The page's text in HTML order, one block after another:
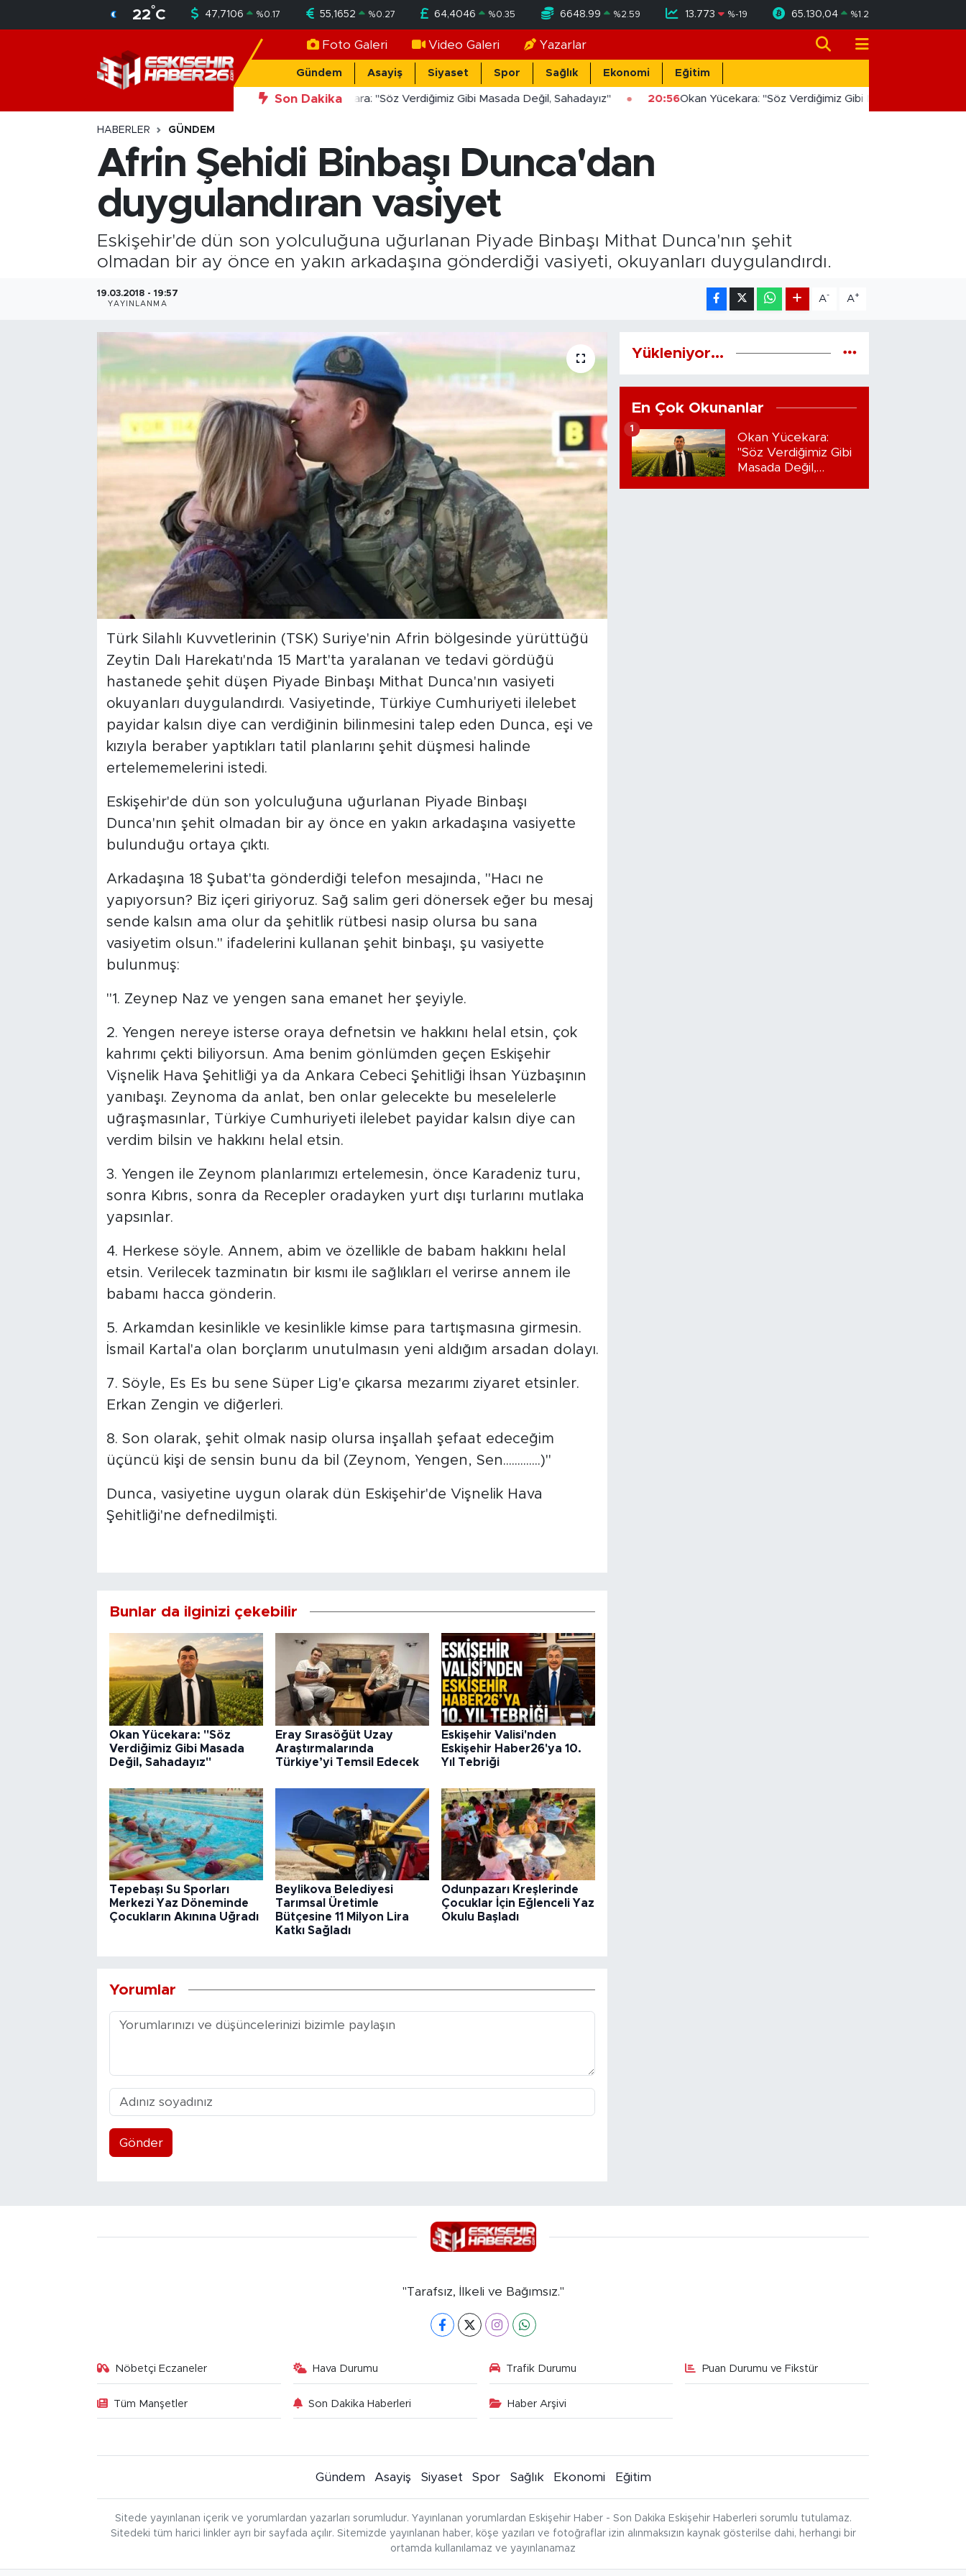
22°C 47,7106 %0.17 55,1652 %0.27 64,4046 %0.35 6648.99 %2.59 13.773 %-19 65.130,04 %1.2
Foto Galeri Video Galeri Yazarlar
Gündem Asayiş Siyaset Spor Sağlık Ekonomi Eğitim
Son Dakika
20:56Okan Yücekara: "Söz Verdiğimiz Gibi Masada Değil, Sahadayız" 20:56Okan Yücekara: "Söz Verdiğimiz Gibi Masada Değil,
HABERLER GÜNDEM
Afrin Şehidi Binbaşı Dunca'dan
duygulandıran vasiyet
Eskişehir'de dün son yolculuğuna uğurlanan Piyade Binbaşı Mithat Dunca'nın şehit
olmadan bir ay önce en yakın arkadaşına gönderdiği vasiyeti, okuyanları duygulandırdı.
19.03.2018 - 19:57
YAYINLANMA
A- A+
Türk Silahlı Kuvvetlerinin (TSK) Suriye'nin Afrin bölgesinde yürüttüğü
Zeytin Dalı Harekatı'nda 15 Mart'ta yaralanan ve tedavi gördüğü
hastanede şehit düşen Piyade Binbaşı Mithat Dunca'nın vasiyeti
okuyanları duygulandırdı. Vasiyetinde, Türkiye Cumhuriyeti ilelebet
payidar kalsın diye can verdiğinin bilinmesini talep eden Dunca, eşi ve
kızıyla beraber yaptıkları tatil planlarını şehit düşmesi halinde
ertelememelerini istedi.
Eskişehir'de dün son yolculuğuna uğurlanan Piyade Binbaşı
Dunca'nın şehit olmadan bir ay önce en yakın arkadaşına vasiyette
bulunduğu ortaya çıktı.
Arkadaşına 18 Şubat'ta gönderdiği telefon mesajında, "Hacı ne
yapıyorsun? Biz içeri giriyoruz. Sağ salim geri dönersek eğer bu mesaj
sende kalsın ama olur da şehitlik rütbesi nasip olursa bu sana
vasiyetim olsun." ifadelerini kullanan şehit binbaşı, şu vasiyette
bulunmuş:
"1. Zeynep Naz ve yengen sana emanet her şeyiyle.
2. Yengen nereye isterse oraya defnetsin ve hakkını helal etsin, çok
kahrımı çekti biliyorsun. Ama benim gönlümden geçen Eskişehir
Vişnelik Hava Şehitliği ya da Ankara Cebeci Şehitliği İhsan Yüzbaşının
yanıbaşı. Zeynoma da anlat, ben onlar gelecekte bu meselelerle
uğraşmasınlar, Türkiye Cumhuriyeti ilelebet payidar kalsın diye can
verdim bilsin ve hakkını helal etsin.
3. Yengen ile Zeynom planlarımızı ertelemesin, önce Karadeniz turu,
sonra Kıbrıs, sonra da Recepler oradayken yurt dışı turlarını mutlaka
yapsınlar.
4. Herkese söyle. Annem, abim ve özellikle de babam hakkını helal
etsin. Verilecek tazminatın bir kısmı ile sağlıkları el verirse annem ile
babamı hacca gönderin.
5. Arkamdan kesinlikle ve kesinlikle kimse para tartışmasına girmesin.
İsmail Kartal'a olan borçlarım unutulmasın yeni aldığım arsadan dolayı.
7. Söyle, Es Es bu sene Süper Lig'e çıkarsa mezarımı ziyaret etsinler.
Erkan Zengin ve diğerleri.
8. Son olarak, şehit olmak nasip olursa inşallah şefaat edeceğim
üçüncü kişi de sensin bunu da bil (Zeynom, Yengen, Sen.............)"
Dunca, vasiyetine uygun olarak dün Eskişehir'de Vişnelik Hava
Şehitliği'ne defnedilmişti.
Bunlar da ilginizi çekebilir
Okan Yücekara: "Söz
Verdiğimiz Gibi Masada
Değil, Sahadayız"
Eray Sırasöğüt Uzay
Araştırmalarında
Türkiye’yi Temsil Edecek
Eskişehir Valisi'nden
Eskişehir Haber26'ya 10.
Yıl Tebriği
Tepebaşı Su Sporları
Merkezi Yaz Döneminde
Çocukların Akınına Uğradı
Beylikova Belediyesi
Tarımsal Üretimle
Bütçesine 11 Milyon Lira
Katkı Sağladı
Odunpazarı Kreşlerinde
Çocuklar İçin Eğlenceli Yaz
Okulu Başladı
Yorumlar
Gönder
Yükleniyor...
En Çok Okunanlar
Okan Yücekara:
"Söz Verdiğimiz Gibi
Masada Değil,
1
"Tarafsız, İlkeli ve Bağımsız."
Nöbetçi Eczaneler Hava Durumu Trafik Durumu Puan Durumu ve Fikstür
Tüm Manşetler Son Dakika Haberleri Haber Arşivi
Gündem Asayiş Siyaset Spor Sağlık Ekonomi Eğitim
Sitede yayınlanan içerik ve yorumlardan yazarları sorumludur. Yayınlanan yorumlardan Eskişehir Haber - Son Dakika Eskişehir Haberleri sorumlu tutulamaz.
Sitedeki tüm harici linkler ayrı bir sayfada açılır. Sitemizde yayınlanan haber, köşe yazıları ve fotoğraflar izin alınmaksızın kaynak gösterilse dahi, herhangi bir
ortamda kullanılamaz ve yayınlanamaz
Nöbetçi Eczaneler
Hava Durumu
Trafik Durumu
Süper Lig Puan Durumu ve Fikstür
Tüm Manşetler
Son Dakika Haberleri